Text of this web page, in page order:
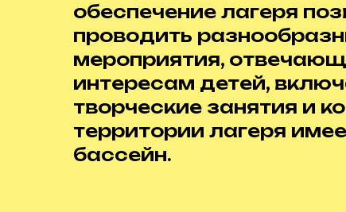
обеспечение лагеря
проводить
мероприятия,
интересам детей,
творческие занятия и
территории лагеря
бассейн.